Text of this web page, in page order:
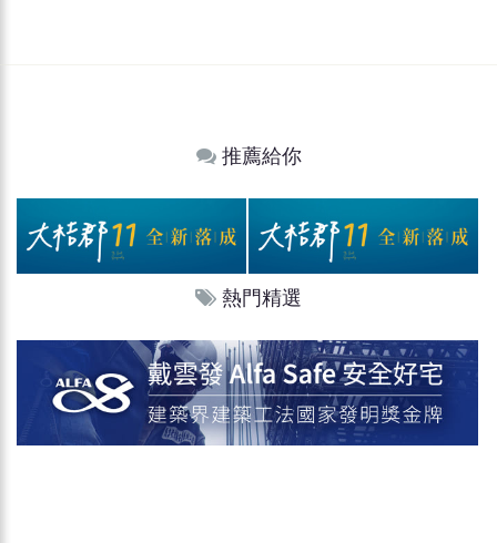
推薦給你
熱門精選